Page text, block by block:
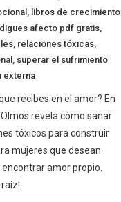
, libros de crecimiento
afecto pdf gratis,
, relaciones tóxicas,
, superar el sufrimiento
externa
recibes en el amor? En
revela cómo sanar
tóxicos para construir
mujeres que desean
amor propio.